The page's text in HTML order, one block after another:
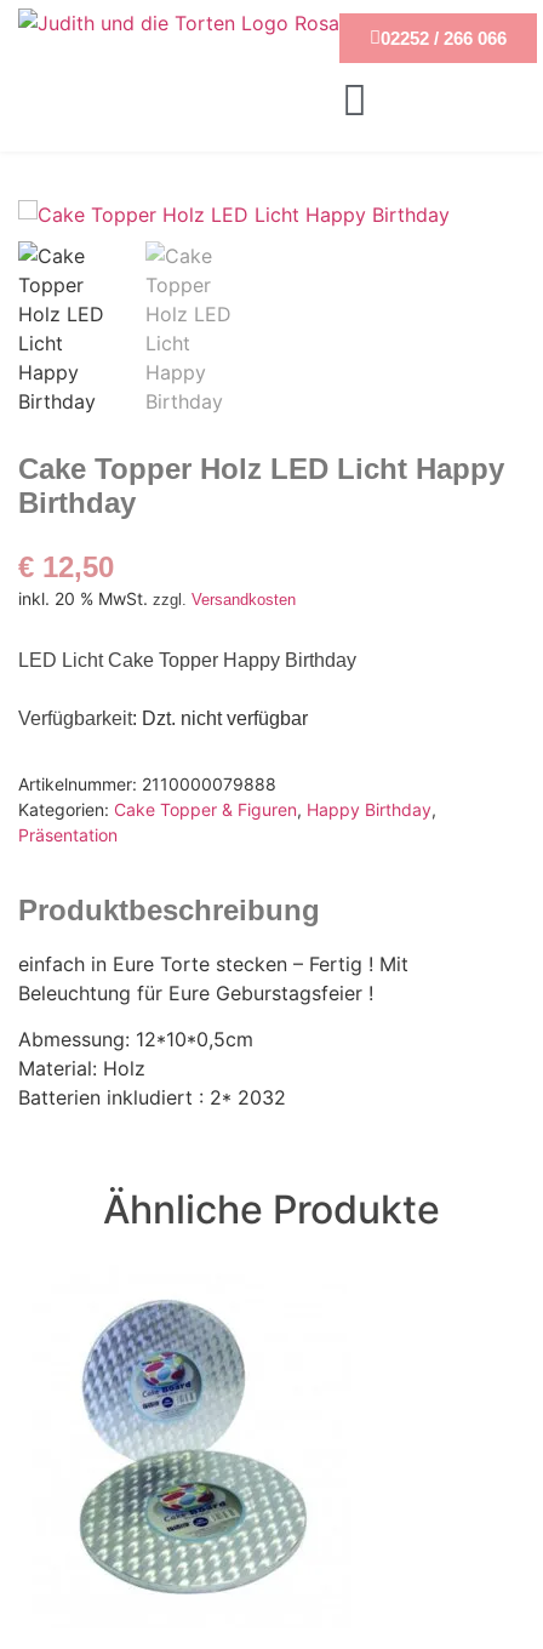
02252 / 266 066
Cake Topper Holz LED Licht Happy
Birthday
€ 12,50
inkl. 20 % MwSt. zzgl. Versandkosten
LED Licht Cake Topper Happy Birthday
Verfügbarkeit: Dzt. nicht verfügbar
Artikelnummer: 2110000079888
Kategorien: Cake Topper & Figuren, Happy Birthday,
Präsentation
Produktbeschreibung
einfach in Eure Torte stecken – Fertig ! Mit
Beleuchtung für Eure Geburstagsfeier !
Abmessung: 12*10*0,5cm
Material: Holz
Batterien inkludiert : 2* 2032
Ähnliche Produkte